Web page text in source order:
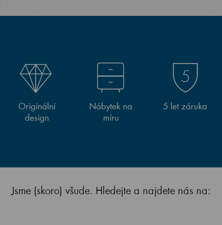
Originální
design
Nábytek na
míru
5 let záruka
Jsme (skoro) všude. Hledejte a najdete nás na: